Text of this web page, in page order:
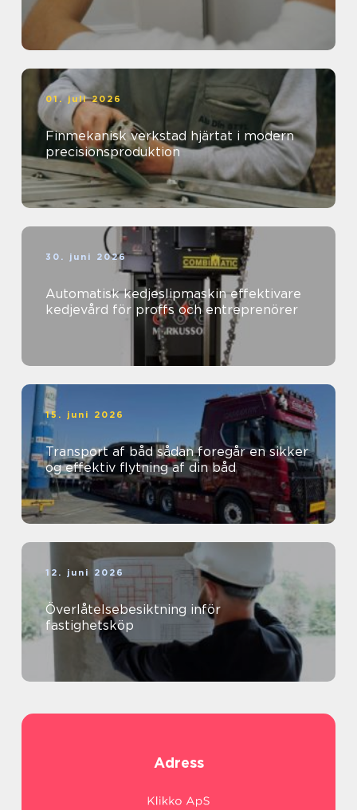
01. juli 2026
Finmekanisk verkstad hjärtat i modern
precisionsproduktion
30. juni 2026
Automatisk kedjeslipmaskin effektivare
kedjevård för proffs och entreprenörer
15. juni 2026
Transport af båd sådan foregår en sikker
og effektiv flytning af din båd
12. juni 2026
Överlåtelsebesiktning inför
fastighetsköp
Adress